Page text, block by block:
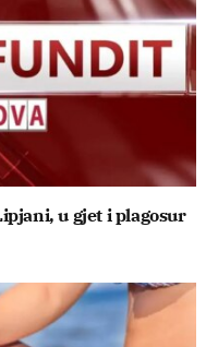
u gjet i plagosur